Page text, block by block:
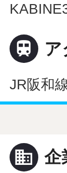
 ア
JR阪和
business 企